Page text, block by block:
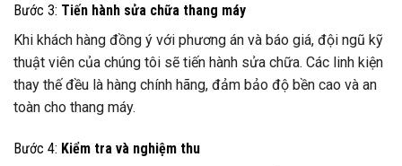
Bước 3: Tiến hành sửa chữa thang máy
Khi khách hàng đồng ý với phương án và báo giá, đội ngũ kỹ
thuật viên của chúng tôi sẽ tiến hành sửa chữa. Các linh kiện
thay thế đều là hàng chính hãng, đảm bảo độ bền cao và an
toàn cho thang máy.
Bước 4: Kiểm tra và nghiệm thu